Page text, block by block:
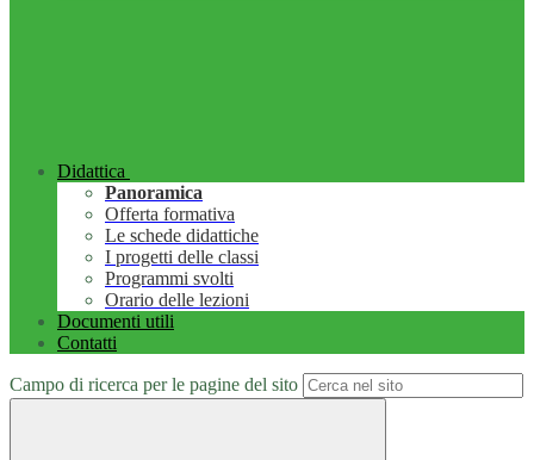
Didattica
Panoramica
Offerta formativa
Le schede didattiche
I progetti delle classi
Programmi svolti
Orario delle lezioni
Documenti utili
Contatti
Campo di ricerca per le pagine del sito